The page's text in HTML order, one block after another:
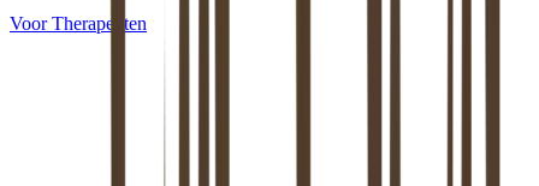
Voor Therapeuten